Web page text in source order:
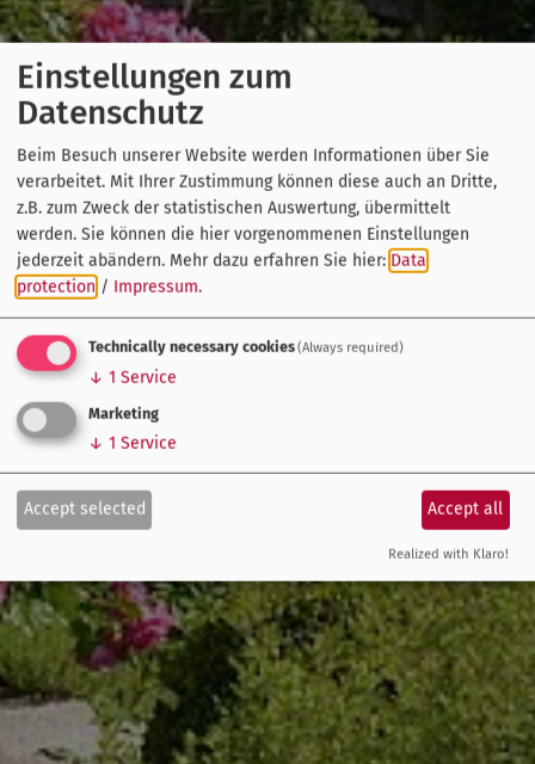
Einstellungen zum
Datenschutz
Beim Besuch unserer Website werden Informationen über Sie
verarbeitet. Mit Ihrer Zustimmung können diese auch an Dritte,
z.B. zum Zweck der statistischen Auswertung, übermittelt
werden. Sie können die hier vorgenommenen Einstellungen
jederzeit abändern. Mehr dazu erfahren Sie hier: Data
protection / Impressum.
Technically necessary cookies(Always required)
↓ 1 Service
Marketing
↓ 1 Service
Accept selected Accept all
Realized with Klaro!